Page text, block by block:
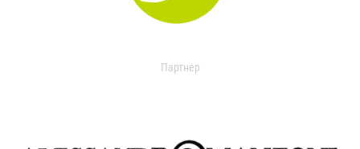
Партнер